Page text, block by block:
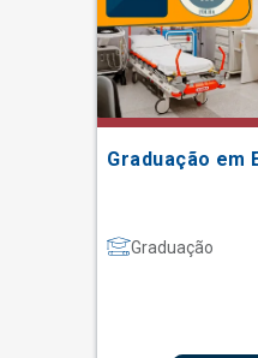
Graduação em
Graduação